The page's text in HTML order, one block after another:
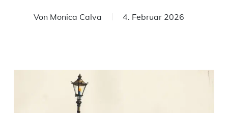
Von Monica Calva 4. Februar 2026